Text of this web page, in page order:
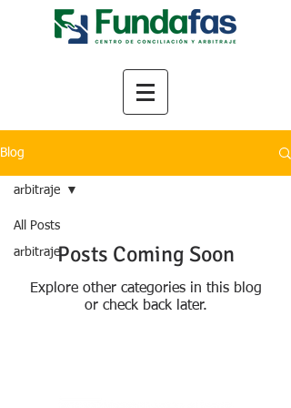
Blog
All Posts
arbitraje
arbitraje
Posts Coming Soon
Explore other categories in this blog
or check back later.